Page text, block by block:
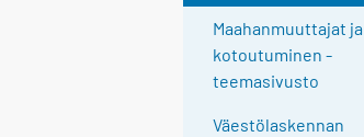
Maahanmuuttajat ja
kotoutuminen -
teemasivusto
Väestölaskennan